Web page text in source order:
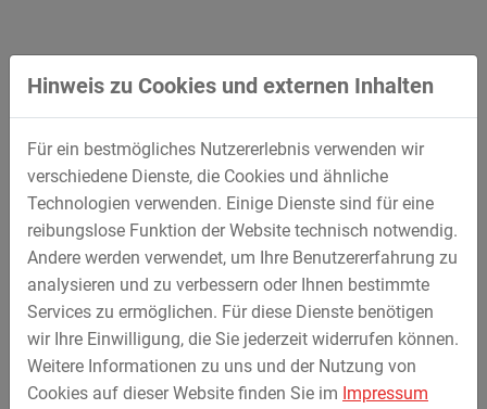
Die Gesamtlänge dieser Höchstspannungs-Gleichstrom-
Verbindung beläuft sich auf 411 km.
Weitere Details finden Sie in der ausführlichen
Pressemeldung von Amprion:
Link zum PDF.
Hinweis zu Cookies und externen Inhalten
Für ein bestmögliches Nutzererlebnis verwenden wir
verschiedene Dienste, die Cookies und ähnliche
Technologien verwenden. Einige Dienste sind für eine
reibungslose Funktion der Website technisch notwendig.
Andere werden verwendet, um Ihre Benutzererfahrung zu
analysieren und zu verbessern oder Ihnen bestimmte
Services zu ermöglichen. Für diese Dienste benötigen
wir Ihre Einwilligung, die Sie jederzeit widerrufen können.
Weitere Informationen zu uns und der Nutzung von
Cookies auf dieser Website finden Sie im Impressum